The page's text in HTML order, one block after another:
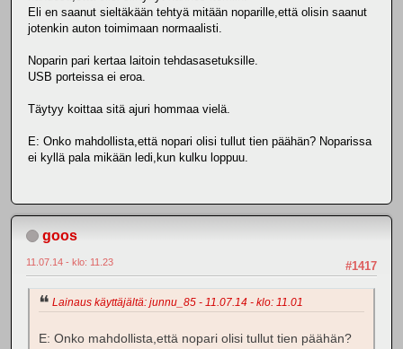
Eli en saanut sieltäkään tehtyä mitään noparille,että olisin saanut
jotenkin auton toimimaan normaalisti.
Noparin pari kertaa laitoin tehdasasetuksille.
USB porteissa ei eroa.
Täytyy koittaa sitä ajuri hommaa vielä.
E: Onko mahdollista,että nopari olisi tullut tien päähän? Noparissa
ei kyllä pala mikään ledi,kun kulku loppuu.
goos
#1417
11.07.14 - klo: 11.23
Lainaus käyttäjältä: junnu_85 - 11.07.14 - klo: 11.01
E: Onko mahdollista,että nopari olisi tullut tien päähän?